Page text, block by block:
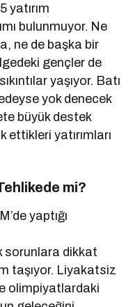
yatırım
bulunmuyor. Ne
ne de başka bir
gençler de
yaşıyor. Batı
yok denecek
büyük destek
ettikleri yatırımları
mi?
yaptığı
sorunlara dikkat
taşıyor. Liyakatsiz
olimpiyatlardaki